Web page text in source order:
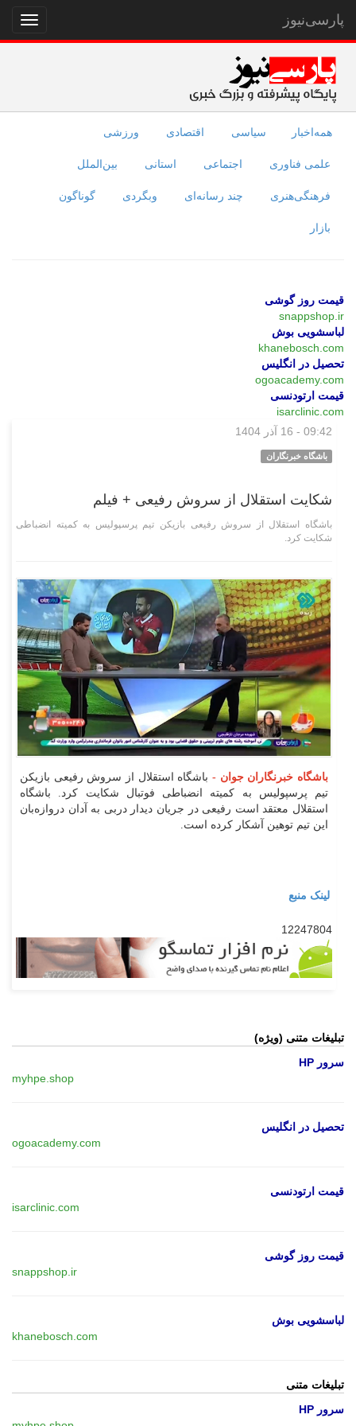
نمایش
منو
پارسی‌نیوز
همه‌اخبار سیاسی اقتصادی ورزشی
علمی فناوری اجتماعی استانی بین‌الملل
فرهنگی‌هنری چند رسانه‌ای وبگردی گوناگون
بازار
قیمت روز گوشی
snappshop.ir
لباسشویی بوش
khanebosch.com
تحصیل در انگلیس
ogoacademy.com
قیمت ارتودنسی
isarclinic.com
09:42 - 16 آذر 1404
باشگاه خبرنگاران
شکایت استقلال از سروش رفیعی + فیلم
باشگاه استقلال از سروش رفیعی بازیکن تیم پرسپولیس به کمیته انضباطی
شکایت کرد.
باشگاه خبرنگاران جوان - باشگاه استقلال از سروش رفیعی بازیکن
تیم پرسپولیس به کمیته انضباطی فوتبال شکایت کرد. باشگاه
استقلال معتقد است رفیعی در جریان دیدار دربی به آدان دروازه‌بان
این تیم توهین آشکار کرده است.
لینک منبع
12247804
تبلیغات متنی (ویژه)
سرور HP
myhpe.shop
تحصیل در انگلیس
ogoacademy.com
قیمت ارتودنسی
isarclinic.com
قیمت روز گوشی
snappshop.ir
لباسشویی بوش
khanebosch.com
تبلیغات متنی
سرور HP